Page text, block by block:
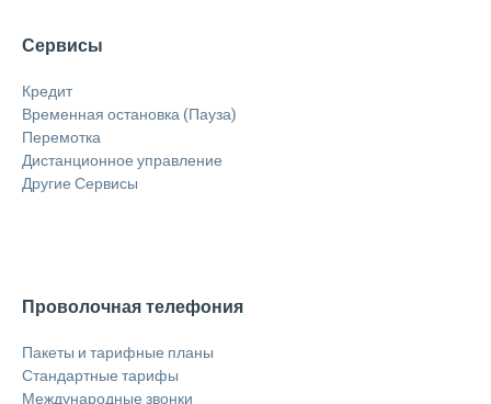
Сервисы
Кредит
Временная остановка (Пауза)
Перемотка
Дистанционное управление
Другие Сервисы
Проволочная телефония
Пакеты и тарифные планы
Стандартные тарифы
Международные звонки